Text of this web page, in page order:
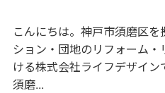
こんにちは。神戸市須磨区
ション・団地のリフォーム
ける株式会社ライフデザイ
須磨...